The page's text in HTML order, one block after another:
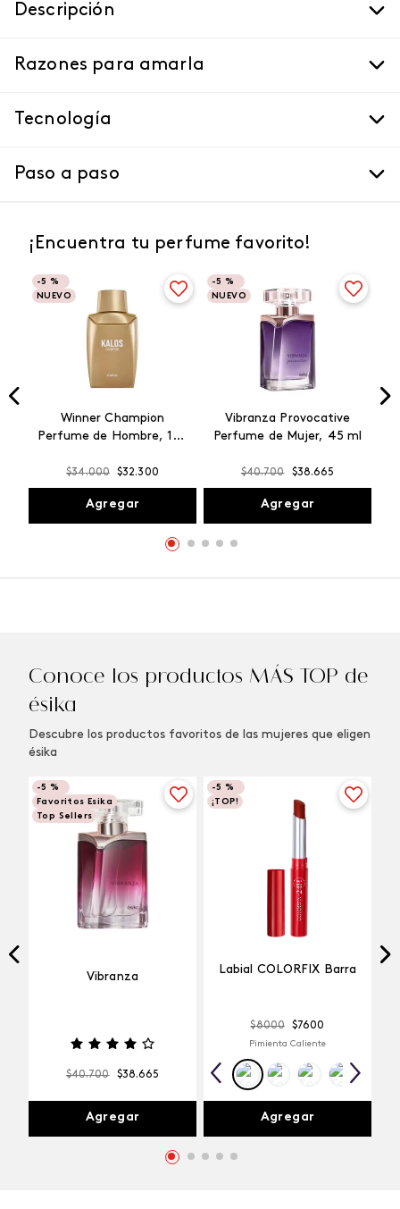
Descripción
Razones para amarla
Tecnología
Paso a paso
¡Encuentra tu perfume favorito!
-5 %
NUEVO
Winner Champion
Perfume de Hombre, 100
$34.000 $32.300
Agregar
-5 %
NUEVO
Vibranza Provocative
Perfume de Mujer, 45 ml
$40.700 $38.665
Agregar
Conoce los productos MÁS TOP de
ésika
Descubre los productos favoritos de las mujeres que eligen
ésika
-5 %
Favoritos Esika
Top Sellers
Vibranza
$40.700 $38.665
Agregar
-5 %
¡TOP!
Labial COLORFIX Barra
$8000 $7600
Pimienta Caliente
Agregar